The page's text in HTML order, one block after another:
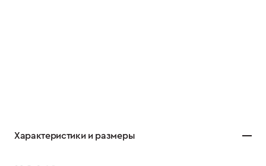
Характеристики и размеры